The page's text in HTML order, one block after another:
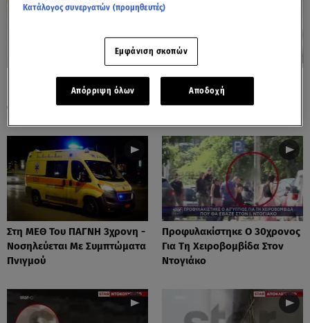
Πόρτο Ράφτη: Bίντεο
Ντοκουμέντο Από Το
Θανατηφόρο Τροχαίο
Πάρος: Τα Διάσπαρτα Φυτίλια
Στο Νησί - Αυτοσχέδιες
Χωματερές
Στη ΜΕΘ Του ΠΑΓΝΗ 3χρονη -
Νοσηλεύεται Με Συμπτώματα
Πνιγμού
Προφυλακίστηκε Ο 30χρονος
Για Τη Χειροβομβίδα Στον
Ντογιάκο
Κατάλογος συνεργατών (προμηθευτές)
Εμφάνιση σκοπών
Απόρριψη όλων Αποδοχή